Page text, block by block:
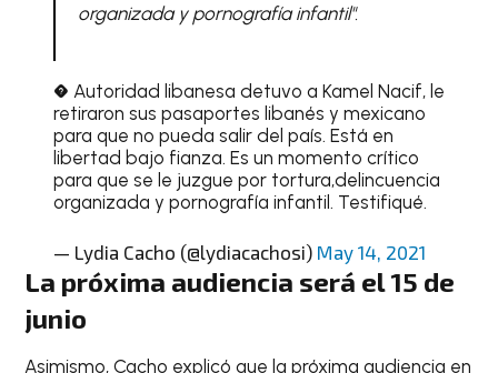
organizada y pornografía infantil".
� Autoridad libanesa detuvo a Kamel Nacif, le
retiraron sus pasaportes libanés y mexicano
para que no pueda salir del país. Está en
libertad bajo fianza. Es un momento crítico
para que se le juzgue por tortura,delincuencia
organizada y pornografía infantil. Testifiqué.
— Lydia Cacho (@lydiacachosi) May 14, 2021
La próxima audiencia será el 15 de
junio
Asimismo, Cacho explicó que la próxima audiencia en